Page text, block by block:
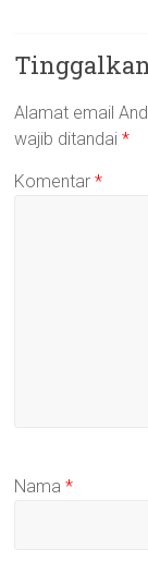
Alamat email
wajib ditandai*
Komentar*
Nama*